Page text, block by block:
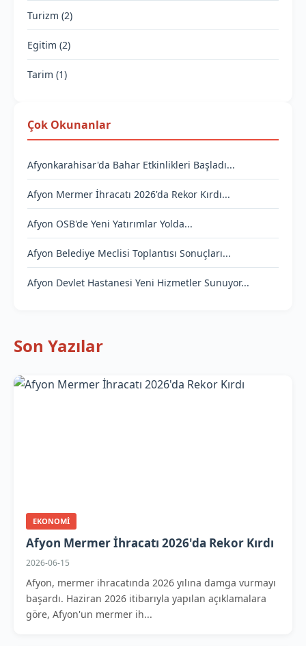
Turizm (2)
Egitim (2)
Tarim (1)
Çok Okunanlar
Afyonkarahisar'da Bahar Etkinlikleri Başladı...
Afyon Mermer İhracatı 2026'da Rekor Kırdı...
Afyon OSB'de Yeni Yatırımlar Yolda...
Afyon Belediye Meclisi Toplantısı Sonuçları...
Afyon Devlet Hastanesi Yeni Hizmetler Sunuyor...
Son Yazılar
EKONOMI
Afyon Mermer İhracatı 2026'da Rekor Kırdı
2026-06-15
Afyon, mermer ihracatında 2026 yılına damga vurmayı
başardı. Haziran 2026 itibarıyla yapılan açıklamalara
göre, Afyon'un mermer ih...